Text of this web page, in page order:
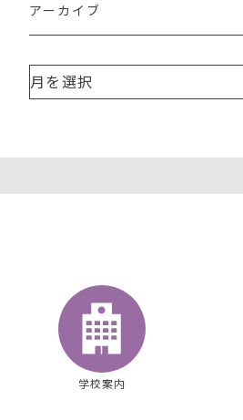
アーカイブ
学校案内